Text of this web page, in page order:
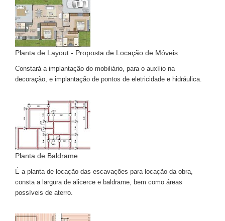
Planta de Layout - Proposta de Locação de Móveis
Constará a implantação do mobiliário, para o auxílio na
decoração, e implantação de pontos de eletricidade e hidráulica.
Planta de Baldrame
É a planta de locação das escavações para locação da obra,
consta a largura de alicerce e baldrame, bem como áreas
possíveis de aterro.